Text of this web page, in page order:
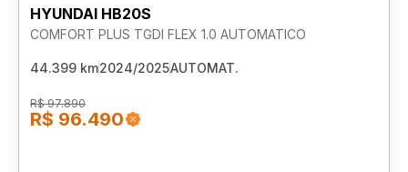
HYUNDAI HB20S
COMFORT PLUS TGDI FLEX 1.0 AUTOMATICO
44.399 km2024/2025AUTOMAT.
R$ 97.890
R$ 96.490